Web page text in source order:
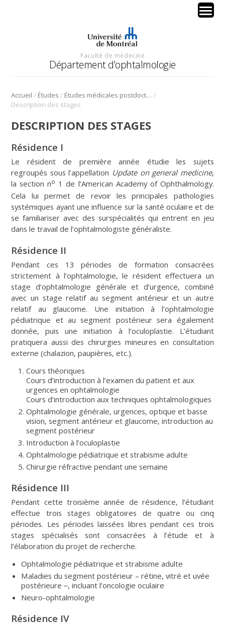
Faculté de médecine
Département d'ophtalmologie
Accueil / Études / Études médicales postdoctorales ‒ Résidence /
Description des stages
DESCRIPTION DES STAGES
Résidence I
Le résident de première année étudie les sujets
regroupés sous l’appellation Update on general medicine,
la section no 1 de l’American Academy of Ophthalmology.
Cela lui permet de revoir les principales pathologies
systémiques ayant une influence sur la santé oculaire et de
se familiariser avec des surspécialités qui entrent en jeu
dans le travail de l’ophtalmologiste généraliste.
Résidence II
Pendant ces 13 périodes de formation consacrées
strictement à l’ophtalmologie, le résident effectuera un
stage d’ophtalmologie générale et d’urgence, combiné
avec un stage relatif au segment antérieur et un autre
relatif au glaucome. Une initiation à l’ophtalmologie
pédiatrique et au segment postérieur sera également
donnée, puis une initiation à l’oculoplastie. L’étudiant
pratiquera aussi des chirurgies mineures en consultation
externe (chalazion, paupières, etc.).
Cours théoriques
Cours d’introduction à l’examen du patient et aux
urgences en ophtalmologie
Cours d’introduction aux techniques ophtalmologiques
Ophtalmologie générale, urgences, optique et basse
vision, segment antérieur et glaucome, introduction au
segment postérieur
Introduction à l’oculoplastie
Ophtalmologie pédiatrique et strabisme adulte
Chirurgie réfractive pendant une semaine
Résidence III
Pendant cette troisième année de résidence, l’étudiant
effectue trois stages obligatoires de quatre ou cinq
périodes. Les périodes laissées libres pendant ces trois
stages spécialisés sont consacrées à l’étude et à
l’élaboration du projet de recherche.
Ophtalmologie pédiatrique et strabisme adulte
Maladies du segment postérieur – rétine, vitré et uvée
postérieure ‒, incluant l’oncologie oculaire
Neuro-ophtalmologie
Résidence IV